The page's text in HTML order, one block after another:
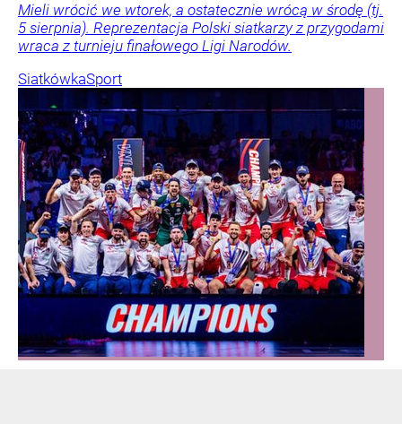
Mieli wrócić we wtorek, a ostatecznie wrócą w środę (tj.
5 sierpnia). Reprezentacja Polski siatkarzy z przygodami
wraca z turnieju finałowego Ligi Narodów.
SiatkówkaSport